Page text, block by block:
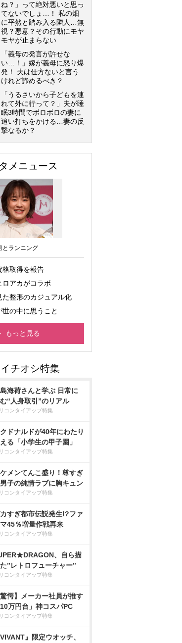
ね？」って絶対悪いと思っ
てないでしょ…！ 私の畑
に平然と踏み入る隣人…無
視？悪意？その行動にモヤ
モヤが止まらない
「義母の発言が許せな
い…！」嫁が義母に怒り爆
発！ 夫は仕方ないと言う
けれど諦めるべき？
「うるさいから子どもを連
れて外に行って？」夫が睡
眠3時間でボロボロの妻に
追い打ちをかける…妻の反
撃なるか？
メニュース
とランニング
格取得を報告
ロアカがコラボ
た整形のカジュアル化
世の中に思うこと
もっと見る
海荷さんと学ぶ 日常に
“人身取引”のリアル
コンタイアップ特集
ドナルドが40年にわたり
る「小学生の甲子園」
コンタイアップ特集
メンてんこ盛り！尊すぎ
子の純情ラブに胸キュン
コンタイアップ特集
すぎ都市伝説発生!?ファ
マ45％増量作戦再来
コンタイアップ特集
、自ら描
”レトロフューチャー”
コンタイアップ特集
驚愕】メーカー社員が推す
10万円台」神コスパPC
コンタイアップ特集
VIVANT』限定ウオッチ、